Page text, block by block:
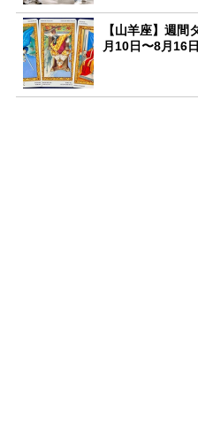
【山羊座】週
月10日〜8月16